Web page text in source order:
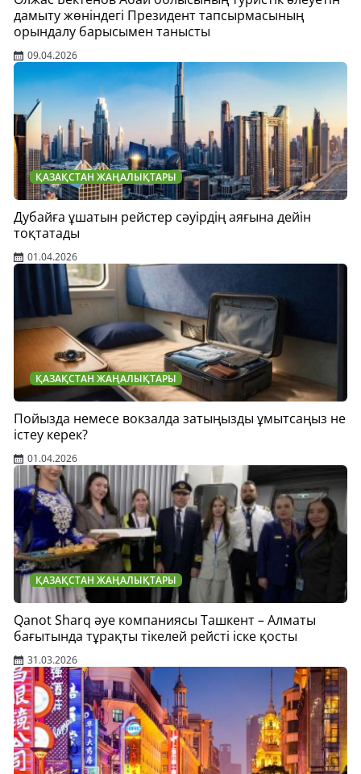
дамыту жөніндегі Президент тапсырмасының
орындалу барысымен танысты
09.04.2026
ҚАЗАҚСТАН ЖАҢАЛЫҚТАРЫ
Дубайға ұшатын рейстер сәуірдің аяғына дейін
тоқтатады
01.04.2026
ҚАЗАҚСТАН ЖАҢАЛЫҚТАРЫ
Пойызда немесе вокзалда затыңызды ұмытсаңыз не
істеу керек?
01.04.2026
ҚАЗАҚСТАН ЖАҢАЛЫҚТАРЫ
Qanot Sharq әуе компаниясы Ташкент – Алматы
бағытында тұрақты тікелей рейсті іске қосты
31.03.2026